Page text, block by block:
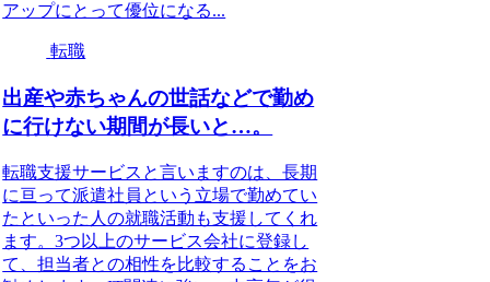
アップにとって優位になる...
転職
出産や赤ちゃんの世話などで勤め
に行けない期間が長いと…。
転職支援サービスと言いますのは、長期
に亘って派遣社員という立場で勤めてい
たといった人の就職活動も支援してくれ
ます。3つ以上のサービス会社に登録し
て、担当者との相性を比較することをお